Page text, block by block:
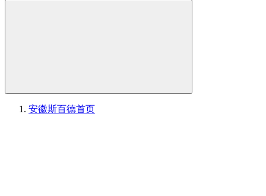
安徽斯百德首页